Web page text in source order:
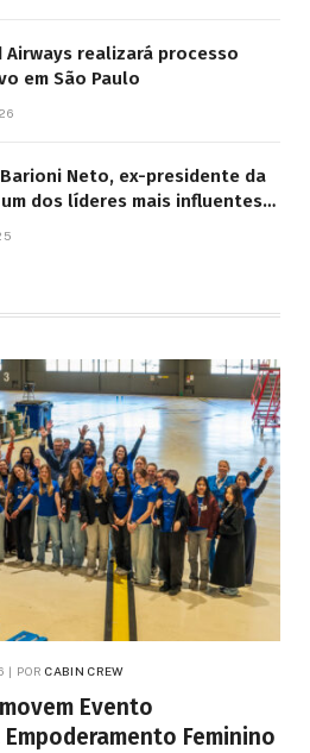
Airways realizará processo
em São Paulo
Neto, ex-presidente da
um dos líderes mais influentes
POR CABIN CREW
Evento
Feminino